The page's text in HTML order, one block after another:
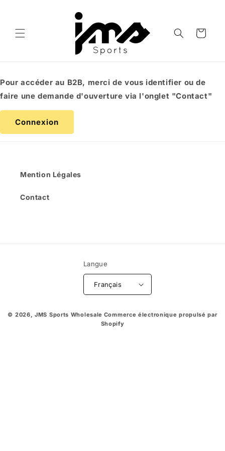
contenu
Panier
Pour accéder au B2B, merci de vous identifier ou de
faire une demande d'ouverture via l'onglet "Contact"
Connexion
Mention Légales
Contact
Langue
Français
© 2026,JMS Sports Wholesale Commerce électronique propulsé par
Shopify